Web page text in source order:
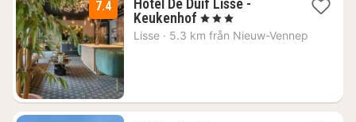
7.4
Hotel De Duif Lisse -
Keukenhof 1
natt
, 3 Stjärnor
Lisse · 5.3 km från Nieuw-Vennep